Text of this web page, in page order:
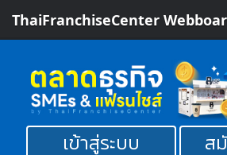
ThaiFranchiseCenter
เข้าสู่ระบบ
ส